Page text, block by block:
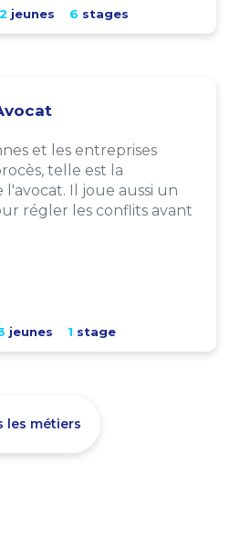
jeunes 6 stages
et les entreprises
telle est la
l'avocat. Il joue aussi un
régler les conflits avant
jeunes 1 stage
les métiers